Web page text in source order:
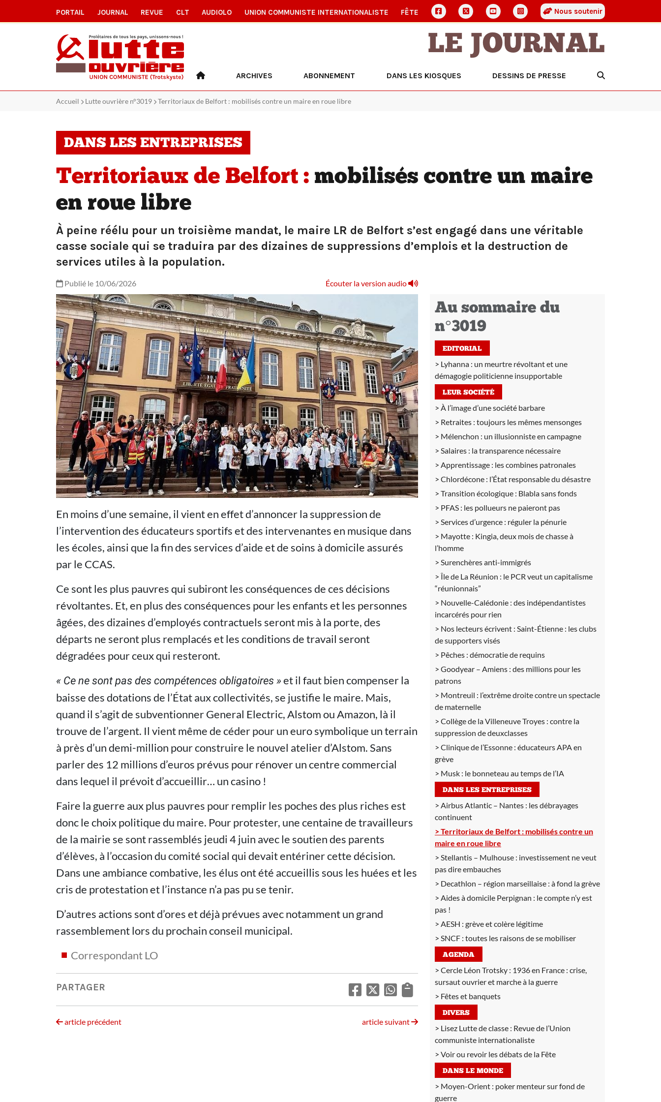
PORTAIL JOURNAL REVUE CLT AUDIOLO UNION COMMUNISTE INTERNATIONALISTE FÊTE Nous soutenir
LE JOURNAL
ARCHIVES ABONNEMENT DANS LES KIOSQUES DESSINS DE PRESSE
Accueil Lutte ouvrière n°3019 Territoriaux de Belfort : mobilisés contre un maire en roue libre
DANS LES ENTREPRISES
Territoriaux de Belfort : mobilisés contre un maire
en roue libre
À peine réélu pour un troisième mandat, le maire LR de Belfort s’est engagé dans une véritable
casse sociale qui se traduira par des dizaines de suppressions d’emplois et la destruction de
services utiles à la population.
Publié le 10/06/2026 Écouter la version audio
En moins d’une semaine, il vient en effet d’annoncer la suppression de
l’intervention des éducateurs sportifs et des intervenantes en musique dans
les écoles, ainsi que la fin des services d’aide et de soins à domicile assurés
par le CCAS.
Ce sont les plus pauvres qui subiront les conséquences de ces décisions
révoltantes. Et, en plus des conséquences pour les enfants et les personnes
âgées, des dizaines d’employés contractuels seront mis à la porte, des
départs ne seront plus remplacés et les conditions de travail seront
dégradées pour ceux qui resteront.
« Ce ne sont pas des compétences obligatoires » et il faut bien compenser la
baisse des dotations de l’État aux collectivités, se justifie le maire. Mais,
quand il s’agit de subventionner General Electric, Alstom ou Amazon, là il
trouve de l’argent. Il vient même de céder pour un euro symbolique un terrain
à près d’un demi-million pour construire le nouvel atelier d’Alstom. Sans
parler des 12 millions d’euros prévus pour rénover un centre commercial
dans lequel il prévoit d’accueillir… un casino !
Faire la guerre aux plus pauvres pour remplir les poches des plus riches est
donc le choix politique du maire. Pour protester, une centaine de travailleurs
de la mairie se sont rassemblés jeudi 4 juin avec le soutien des parents
d’élèves, à l’occasion du comité social qui devait entériner cette décision.
Dans une ambiance combative, les élus ont été accueillis sous les huées et les
cris de protestation et l’instance n’a pas pu se tenir.
D’autres actions sont d’ores et déjà prévues avec notamment un grand
rassemblement lors du prochain conseil municipal.
Correspondant LO
PARTAGER
article précédent article suivant
Au sommaire du
n°3019
EDITORIAL
Lyhanna : un meurtre révoltant et une
démagogie politicienne insupportable
LEUR SOCIÉTÉ
À l’image d’une société barbare
Retraites : toujours les mêmes mensonges
Mélenchon : un illusionniste en campagne
Salaires : la transparence nécessaire
Apprentissage : les combines patronales
Chlordécone : l’État responsable du désastre
Transition écologique : Blabla sans fonds
PFAS : les pollueurs ne paieront pas
Services d’urgence : réguler la pénurie
Mayotte : Kingia, deux mois de chasse à
l’homme
Surenchères anti-immigrés
Île de La Réunion : le PCR veut un capitalisme
“réunionnais”
Nouvelle-Calédonie : des indépendantistes
incarcérés pour rien
Nos lecteurs écrivent : Saint-Étienne : les clubs
de supporters visés
Pêches : démocratie de requins
Goodyear – Amiens : des millions pour les
patrons
Montreuil : l’extrême droite contre un spectacle
de maternelle
Collège de la Villeneuve Troyes : contre la
suppression de deuxclasses
Clinique de l’Essonne : éducateurs APA en
grève
Musk : le bonneteau au temps de l’IA
DANS LES ENTREPRISES
Airbus Atlantic – Nantes : les débrayages
continuent
Territoriaux de Belfort : mobilisés contre un
maire en roue libre
Stellantis – Mulhouse : investissement ne veut
pas dire embauches
Decathlon – région marseillaise : à fond la grève
Aides à domicile Perpignan : le compte n’y est
pas !
AESH : grève et colère légitime
SNCF : toutes les raisons de se mobiliser
AGENDA
Cercle Léon Trotsky : 1936 en France : crise,
sursaut ouvrier et marche à la guerre
Fêtes et banquets
DIVERS
Lisez Lutte de classe : Revue de l’Union
communiste internationaliste
Voir ou revoir les débats de la Fête
DANS LE MONDE
Moyen-Orient : poker menteur sur fond de
guerre